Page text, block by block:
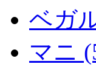
ベガ
マニ